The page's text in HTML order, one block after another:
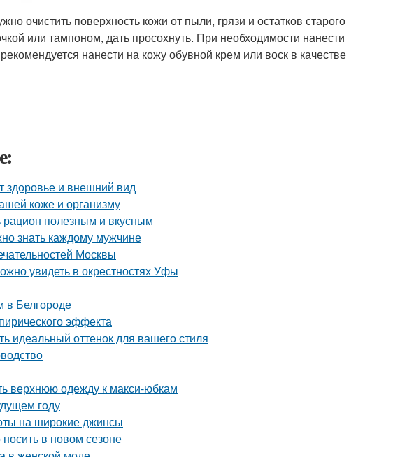
очистить поверхность кожи от пыли, грязи и остатков старого
или тампоном, дать просохнуть. При необходимости нанести
нанести на кожу обувной крем или воск в качестве
здоровье и внешний вид
коже и организму
рацион полезным и вкусным
знать каждому мужчине
Москвы
увидеть в окрестностях Уфы
в Белгороде
эффекта
идеальный оттенок для вашего стиля
верхнюю одежду к макси-юбкам
году
на широкие джинсы
в новом сезоне